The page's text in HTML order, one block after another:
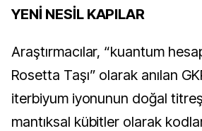
YENİ NESİL KAPILAR
Araştırmacılar, “kuantum
Rosetta Taşı” olarak anılan
iterbiyum iyonunun doğal
mantıksal kübitler olarak